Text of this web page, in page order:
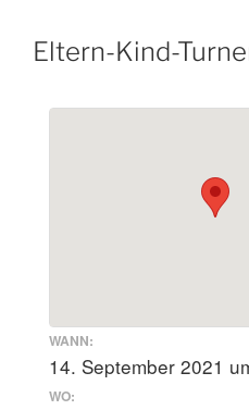
Eltern-Kind-
WANN:
14. September 2021
WO: